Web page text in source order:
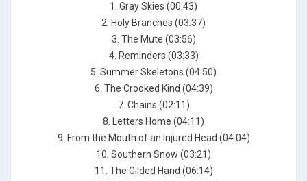
1. Gray Skies (00:43)
2. Holy Branches (03:37)
3. The Mute (03:56)
4. Reminders (03:33)
5. Summer Skeletons (04:50)
6. The Crooked Kind (04:39)
7. Chains (02:11)
8. Letters Home (04:11)
9. From the Mouth of an Injured Head (04:04)
10. Southern Snow (03:21)
11. The Gilded Hand (06:14)